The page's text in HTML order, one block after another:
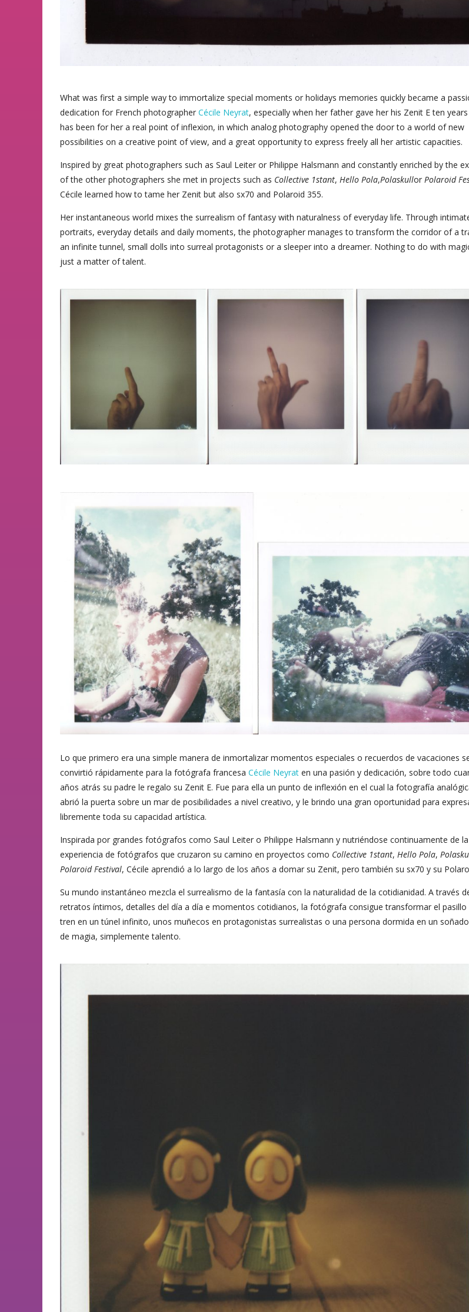
What was first a simple way to immortalize special moments or holidays memories quickly became a
dedication for French photographer Cécile Neyrat, especially when her father gave her his Zenit E ten
has been for her a real point of inflexion, in which analog photography opened the door to a world of new
possibilities on a creative point of view, and a great opportunity to express freely all her artistic capacities.
Inspired by great photographers such as Saul Leiter or Philippe Halsmann and constantly enriched by the
of the other photographers she met in projects such as Collective 1stant, Hello Pola,Polaskullor Polaroid
Cécile learned how to tame her Zenit but also sx70 and Polaroid 355.
Her instantaneous world mixes the surrealism of fantasy with naturalness of everyday life. Through
portraits, everyday details and daily moments, the photographer manages to transform the corridor of a
an infinite tunnel, small dolls into surreal protagonists or a sleeper into a dreamer. Nothing to do with
just a matter of talent.
Lo que primero era una simple manera de inmortalizar momentos especiales o recuerdos de vacaciones
convirtió rápidamente para la fotógrafa francesa Cécile Neyrat en una pasión y dedicación, sobre todo
años atrás su padre le regalo su Zenit E. Fue para ella un punto de inflexión en el cual la fotografía
abrió la puerta sobre un mar de posibilidades a nivel creativo, y le brindo una gran oportunidad para
libremente toda su capacidad artística.
Inspirada por grandes fotógrafos como Saul Leiter o Philippe Halsmann y nutriéndose continuamente de la
experiencia de fotógrafos que cruzaron su camino en proyectos como Collective 1stant, Hello Pola,
Polaroid Festival, Cécile aprendió a lo largo de los años a domar su Zenit, pero también su sx70 y su
Su mundo instantáneo mezcla el surrealismo de la fantasía con la naturalidad de la cotidianidad. A través
retratos íntimos, detalles del día a día e momentos cotidianos, la fotógrafa consigue transformar el pasillo
tren en un túnel infinito, unos muñecos en protagonistas surrealistas o una persona dormida en un
de magia, simplemente talento.